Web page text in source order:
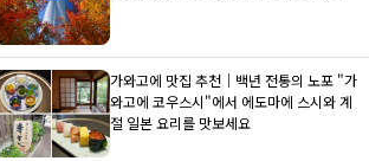
가와고에 맛집 추천｜백년 전통의 노포 "가
와고에 코우스시"에서 에도마에 스시와 계
절 일본 요리를 맛보세요